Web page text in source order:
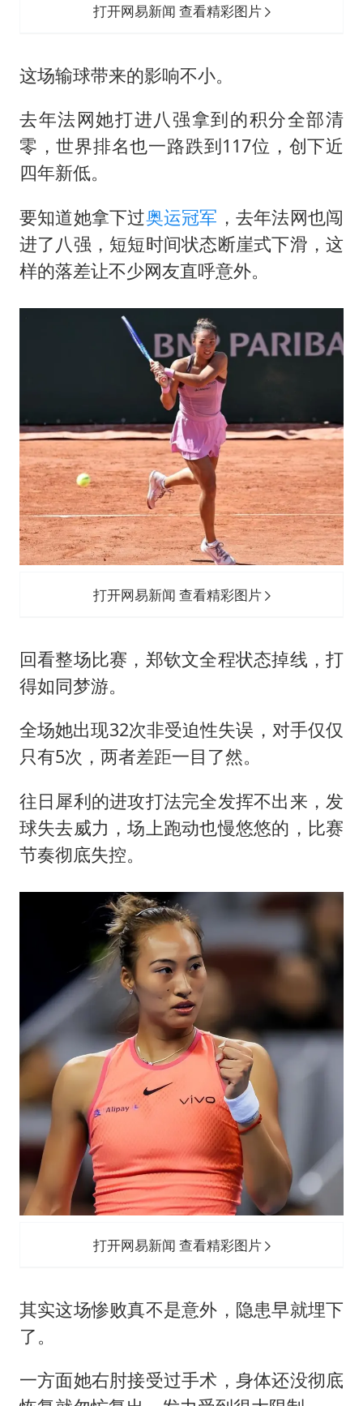
打开网易新闻 查看精彩图片
这场输球带来的影响不小。
去年法网她打进八强拿到的积分全部清
零，世界排名也一路跌到117位，创下近
四年新低。
要知道她拿下过奥运冠军 ，去年法网也闯
进了八强，短短时间状态断崖式下滑，这
样的落差让不少网友直呼意外。
打开网易新闻 查看精彩图片
回看整场比赛，郑钦文全程状态掉线，打
得如同梦游。
全场她出现32次非受迫性失误，对手仅仅
只有5次，两者差距一目了然。
往日犀利的进攻打法完全发挥不出来，发
球失去威力，场上跑动也慢悠悠的，比赛
节奏彻底失控。
打开网易新闻 查看精彩图片
其实这场惨败真不是意外，隐患早就埋下
了。
一方面她右肘接受过手术，身体还没彻底